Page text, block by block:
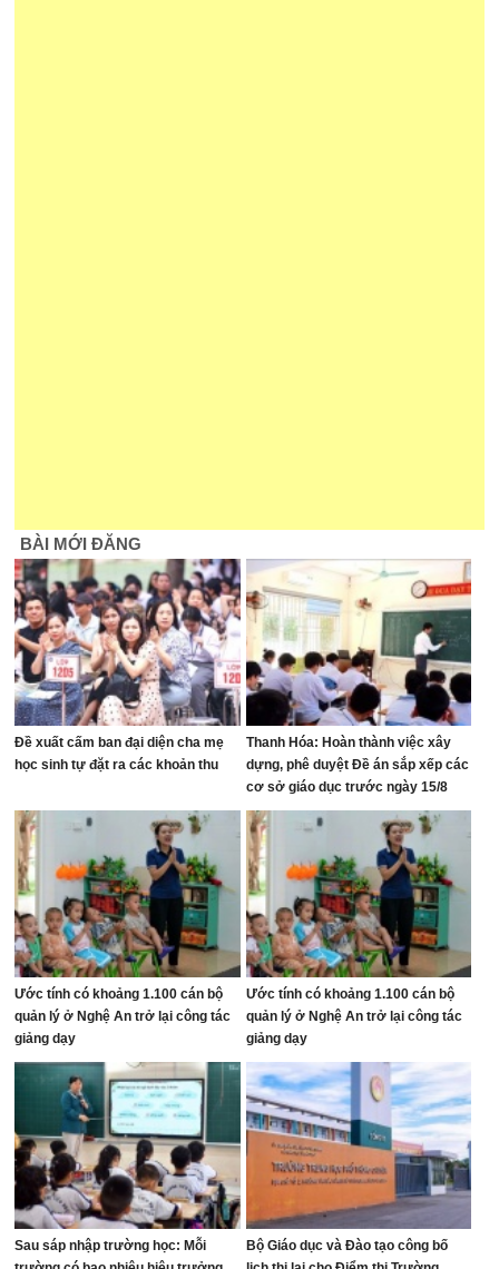
BÀI MỚI ĐĂNG
Đề xuất cấm ban đại diện cha mẹ
học sinh tự đặt ra các khoản thu
Thanh Hóa: Hoàn thành việc xây
dựng, phê duyệt Đề án sắp xếp các
cơ sở giáo dục trước ngày 15/8
Ước tính có khoảng 1.100 cán bộ
quản lý ở Nghệ An trở lại công tác
giảng dạy
Ước tính có khoảng 1.100 cán bộ
quản lý ở Nghệ An trở lại công tác
giảng dạy
Sau sáp nhập trường học: Mỗi
Bộ Giáo dục và Đào tạo công bố